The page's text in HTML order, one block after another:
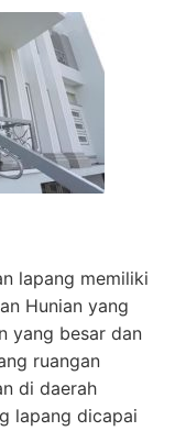
lapang memiliki
Hunian yang
yang besar dan
ruangan
di daerah
lapang dicapai